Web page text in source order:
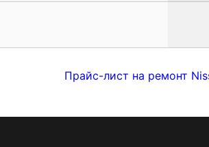
Прайс-лист на ремонт